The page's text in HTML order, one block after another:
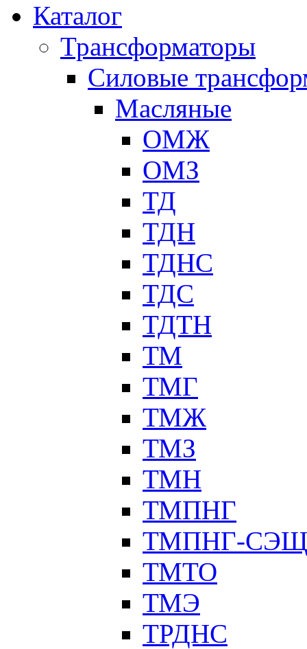
Каталог
Трансформаторы
Cиловые
Масляные
ОМЖ
ОМЗ
ТД
ТДН
ТДНС
ТДС
ТДТН
ТМ
ТМГ
ТМЖ
ТМЗ
ТМН
ТМПНГ
ТМПНГ-СЭЩ
ТМТО
ТМЭ
ТРДНС